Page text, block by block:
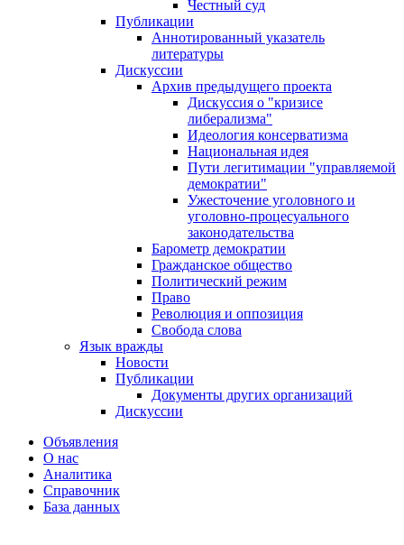
Честный суд
Публикации
Аннотированный указатель
литературы
Дискуссии
Архив предыдущего проекта
Дискуссия о "кризисе
либерализма"
Идеология консерватизма
Национальная идея
Пути легитимации "управляемой
демократии"
Ужесточение уголовного и
уголовно-процесуального
законодательства
Барометр демократии
Гражданское общество
Политический режим
Право
Революция и оппозиция
Свобода слова
Язык вражды
Новости
Публикации
Документы других организаций
Дискуссии
Объявления
О нас
Аналитика
Справочник
База данных